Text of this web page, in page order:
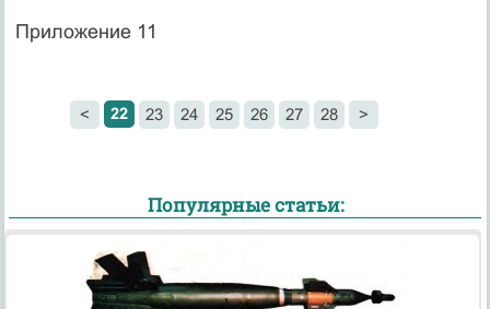
Приложение 11
< 22 23 24 25 26 27 28 >
Популярные статьи: